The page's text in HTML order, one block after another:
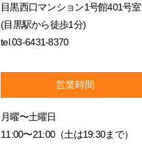
目黒西口マンション1号館401号室
(目黒駅から徒歩1分)
tel.03-6431-8370
営業時間
月曜〜土曜日
11:00〜21:00（土は19:30まで）